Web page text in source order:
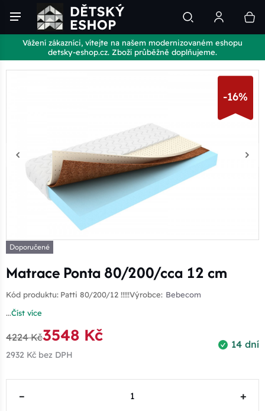
Vážení zákazníci, vítejte na našem modernizovaném eshopu
detsky-eshop.cz. Zboží průběžně doplňujeme.
-16%
Doporučené
Matrace Ponta 80/200/cca 12 cm
Kód produktu: Patti 80/200/12 !!!!!Výrobce: Bebecom
...Číst více
14 dní
4224 Kč3548 Kč
2932 Kč bez DPH
– +